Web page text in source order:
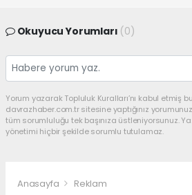
Okuyucu Yorumları (0)
Yorum yazarak Topluluk Kuralları’nı kabul etmiş
davrazhaber.com.tr sitesine yaptığınız
tüm sorumluluğu tek başınıza üstleniyorsunuz.
yönetimi hiçbir şekilde sorumlu tutulamaz.
Anasayfa Reklam